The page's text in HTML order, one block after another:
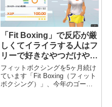
「Fit Boxing」で反応が厳
しくてイライラする人はフ
リーで好きなやつだけやろ
う
フィットボクシングを5ヶ月続け
ています「Fit Boxing（フィット
ボクシング）」、今年のゴール